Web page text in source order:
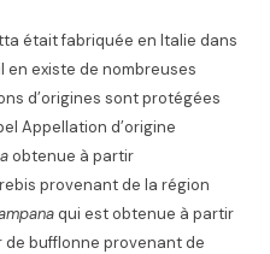
était fabriquée en Italie dans
en existe de nombreuses
d’origines sont protégées
Appellation d’origine
obtenue à partir
provenant de la région
qui est obtenue à partir
de bufflonne provenant de